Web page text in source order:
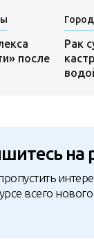
после
Рак
на
всего нового